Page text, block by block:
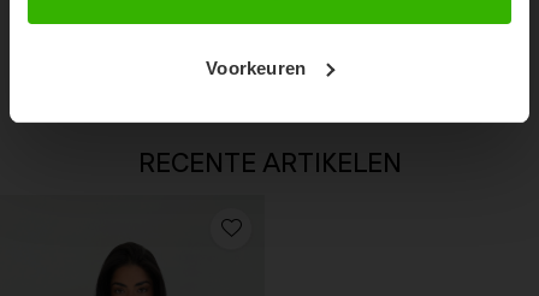
Voorkeuren
€59,99
RECENTE ARTIKELEN